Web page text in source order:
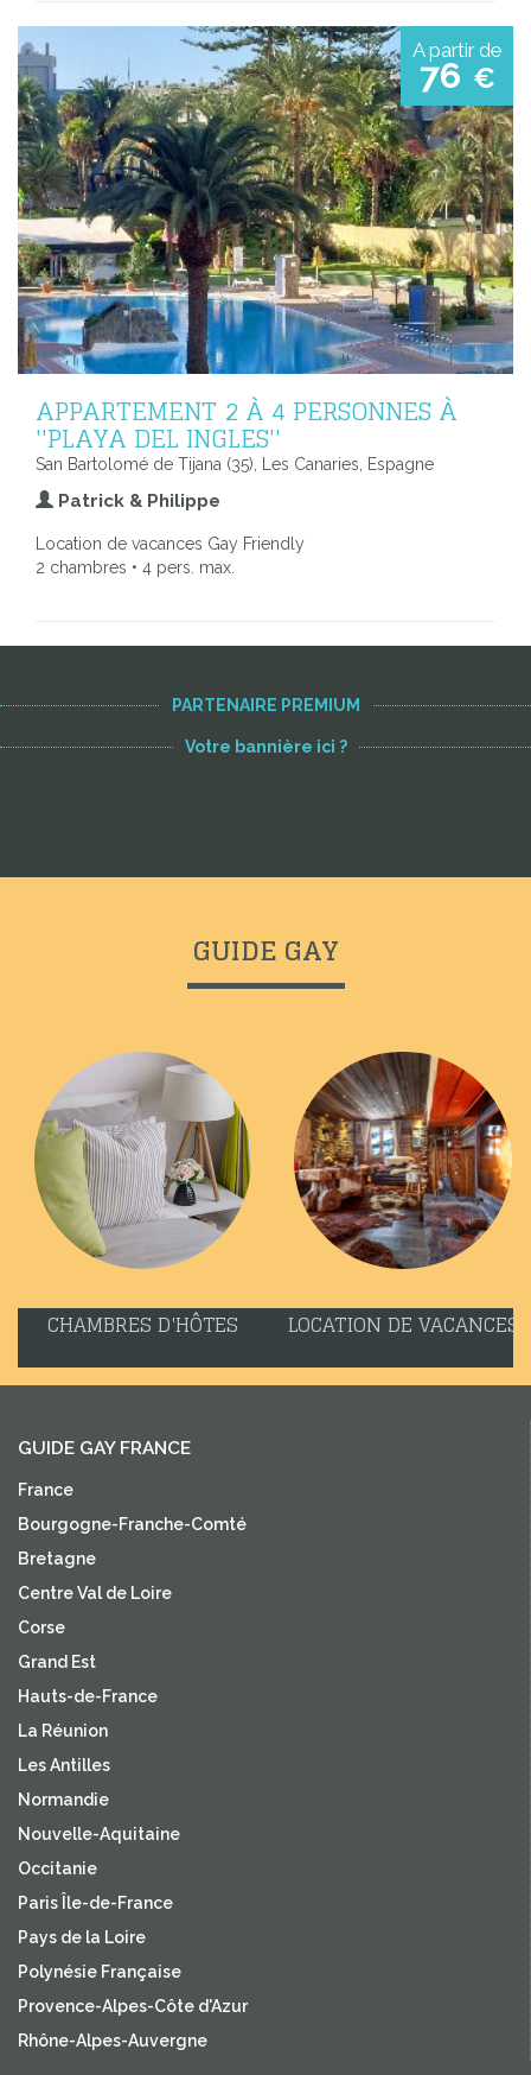
A partir de
76 €
APPARTEMENT 2 À 4 PERSONNES À
''PLAYA DEL INGLES''
San Bartolomé de Tijana (35), Les Canaries, Espagne
Patrick & Philippe
Location de vacances Gay Friendly
2 chambres • 4 pers. max.
PARTENAIRE PREMIUM
Votre bannière ici ?
GUIDE GAY
CHAMBRES D'HÔTES LOCATION DE VACANCES
GUIDE GAY FRANCE
France
Bourgogne-Franche-Comté
Bretagne
Centre Val de Loire
Corse
Grand Est
Hauts-de-France
La Réunion
Les Antilles
Normandie
Nouvelle-Aquitaine
Occitanie
Paris Île-de-France
Pays de la Loire
Polynésie Française
Provence-Alpes-Côte d'Azur
Rhône-Alpes-Auvergne